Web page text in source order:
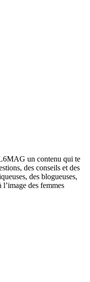
un contenu qui te
des conseils et des
des blogueuses,
l’image des femmes